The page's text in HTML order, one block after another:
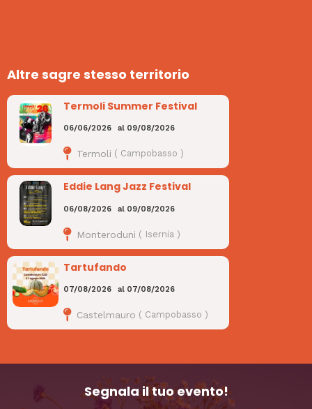
Altre sagre stesso territorio
Termoli Summer Festival
06/06/2026 al 09/08/2026
Termoli ( Campobasso )
Eddie Lang Jazz Festival
06/08/2026 al 09/08/2026
Monteroduni ( Isernia )
Tartufando
07/08/2026 al 07/08/2026
Castelmauro ( Campobasso )
Segnala il tuo evento!